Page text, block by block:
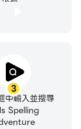
3
中輸入並搜尋
Spelling